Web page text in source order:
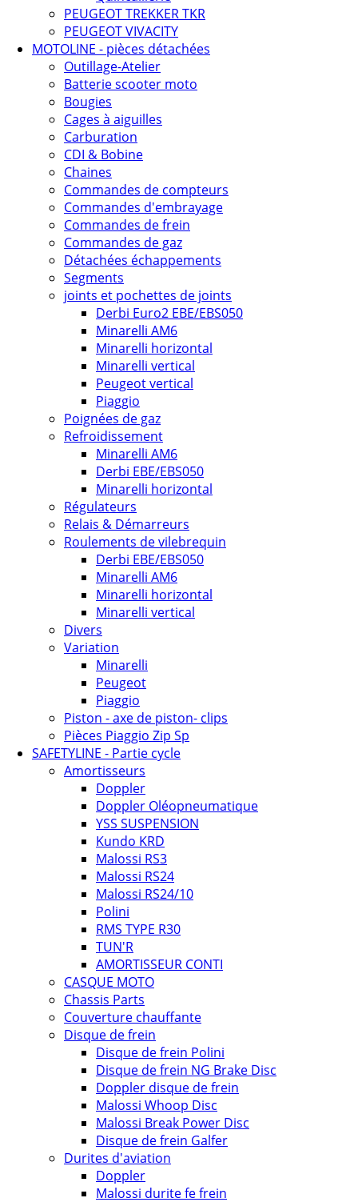
PEUGEOT TREKKER TKR
PEUGEOT VIVACITY
MOTOLINE - pièces détachées
Outillage-Atelier
Batterie scooter moto
Bougies
Cages à aiguilles
Carburation
CDI & Bobine
Chaines
Commandes de compteurs
Commandes d'embrayage
Commandes de frein
Commandes de gaz
Détachées échappements
Segments
joints et pochettes de joints
Derbi Euro2 EBE/EBS050
Minarelli AM6
Minarelli horizontal
Minarelli vertical
Peugeot vertical
Piaggio
Poignées de gaz
Refroidissement
Minarelli AM6
Derbi EBE/EBS050
Minarelli horizontal
Régulateurs
Relais & Démarreurs
Roulements de vilebrequin
Derbi EBE/EBS050
Minarelli AM6
Minarelli horizontal
Minarelli vertical
Divers
Variation
Minarelli
Peugeot
Piaggio
Piston - axe de piston- clips
Pièces Piaggio Zip Sp
SAFETYLINE - Partie cycle
Amortisseurs
Doppler
Doppler Oléopneumatique
YSS SUSPENSION
Kundo KRD
Malossi RS3
Malossi RS24
Malossi RS24/10
Polini
RMS TYPE R30
TUN'R
AMORTISSEUR CONTI
CASQUE MOTO
Chassis Parts
Couverture chauffante
Disque de frein
Disque de frein Polini
Disque de frein NG Brake Disc
Doppler disque de frein
Malossi Whoop Disc
Malossi Break Power Disc
Disque de frein Galfer
Durites d'aviation
Doppler
Malossi durite fe frein